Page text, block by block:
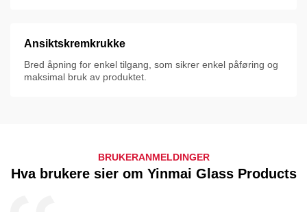
Ansiktskremkrukke
Bred åpning for enkel tilgang, som sikrer enkel påføring og
maksimal bruk av produktet.
BRUKERANMELDINGER
Hva brukere sier om Yinmai Glass Products